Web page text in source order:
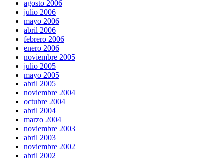
agosto 2006
julio 2006
mayo 2006
abril 2006
febrero 2006
enero 2006
noviembre 2005
julio 2005
mayo 2005
abril 2005
noviembre 2004
octubre 2004
abril 2004
marzo 2004
noviembre 2003
abril 2003
noviembre 2002
abril 2002